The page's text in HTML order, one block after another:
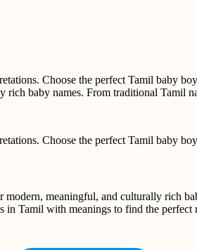
Choose the perfect Tamil baby
baby names. From traditional Tamil
Choose the perfect Tamil baby
meaningful, and culturally rich
in Tamil with meanings to find the